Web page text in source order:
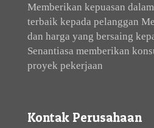
Memberikan kepuasan
terbaik kepada pelanggan
dan harga yang bersaing
Senantiasa memberikan
proyek pekerjaan
Kontak Perusahaan